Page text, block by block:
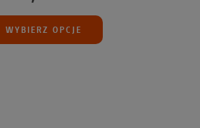
WYBIERZ OPCJE